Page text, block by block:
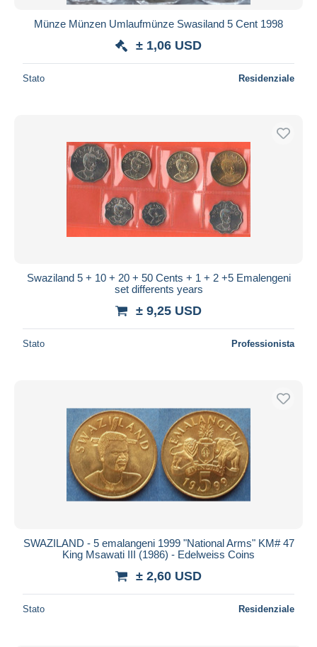
Münze Münzen Umlaufmünze Swasiland 5 Cent 1998
± 1,06 USD
Stato Residenziale
Swaziland 5 + 10 + 20 + 50 Cents + 1 + 2 +5 Emalengeni
set differents years
± 9,25 USD
Stato Professionista
SWAZILAND - 5 emalangeni 1999 "National Arms" KM# 47
King Msawati III (1986) - Edelweiss Coins
± 2,60 USD
Stato Residenziale